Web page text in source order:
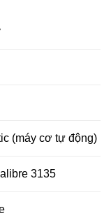
(máy cơ tự động)
3135